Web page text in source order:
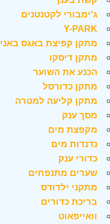
ג'ימבורי לקטנטנים
Y-PARK
מתקן קפיצת באגס באני
מתקן דיסקו
הכנע את השוער
מתקן כדורסל
מתקן קליעה למטרה
מסך ענק
מקפצת מים
נדנדות מים
כדורי ענק
שערים מתנפחים
מתקני ילדודס
בריכת כדורים
וואייפאוט